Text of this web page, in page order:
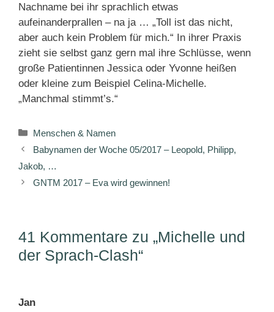
Nachname bei ihr sprachlich etwas
aufeinanderprallen – na ja … „Toll ist das nicht,
aber auch kein Problem für mich.“ In ihrer Praxis
zieht sie selbst ganz gern mal ihre Schlüsse, wenn
große Patientinnen Jessica oder Yvonne heißen
oder kleine zum Beispiel Celina-Michelle.
„Manchmal stimmt’s.“
Kategorien
Menschen & Namen
Babynamen der Woche 05/2017 – Leopold, Philipp,
Jakob, …
GNTM 2017 – Eva wird gewinnen!
41 Kommentare zu „Michelle und
der Sprach-Clash“
Jan